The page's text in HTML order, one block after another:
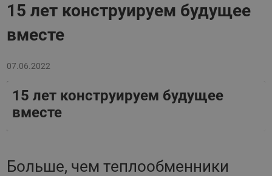
15 лет конструируем будущее
вместе
07.06.2022
15 лет конструируем будущее
вместе
Больше, чем теплообменники